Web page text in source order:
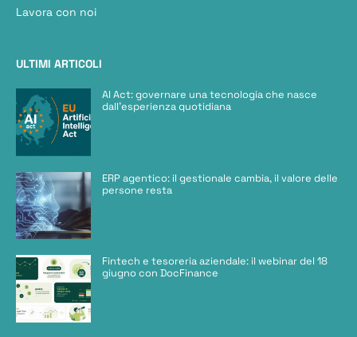
Lavora con noi
ULTIMI ARTICOLI
AI Act: governare una tecnologia che nasce
dall’esperienza quotidiana
ERP agentico: il gestionale cambia, il valore delle
persone resta
Fintech e tesoreria aziendale: il webinar del 18
giugno con DocFinance